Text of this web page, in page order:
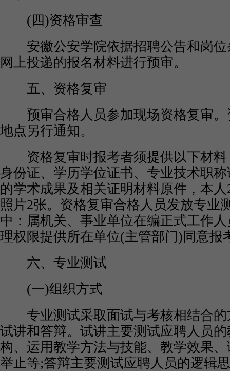
(四)资格审查
安徽公安学院依据招聘公告和岗位
网上投递的报名材料进行预审。
五、资格复审
预审合格人员参加现场资格复审。
地点另行通知。
资格复审时报考者须提供以下材料
身份证、学历学位证书、专业技术职
的学术成果及相关证明材料原件，本
照片2张。资格复审合格人员发放专业
中：属机关、事业单位在编正式工作
理权限提供所在单位(主管部门)同意报
六、专业测试
(一)组织方式
专业测试采取面试与考核相结合的
试讲和答辩。试讲主要测试应聘人员
构、运用教学方法与技能、教学效果
举止等;答辩主要测试应聘人员的逻辑